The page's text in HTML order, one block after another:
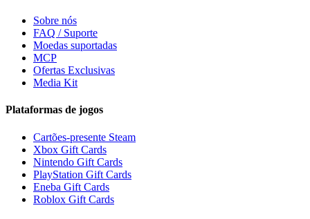
Sobre nós
FAQ / Suporte
Moedas suportadas
MCP
Ofertas Exclusivas
Media Kit
Plataformas de jogos
Cartões-presente Steam
Xbox Gift Cards
Nintendo Gift Cards
PlayStation Gift Cards
Eneba Gift Cards
Roblox Gift Cards